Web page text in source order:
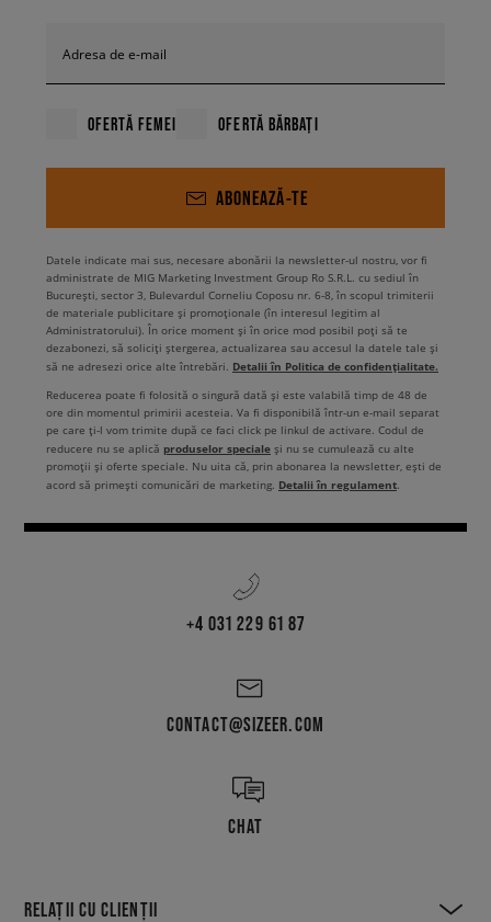
Adresa de e-mail
OFERTĂ FEMEI OFERTĂ BĂRBAȚI
ABONEAZĂ-TE
Datele indicate mai sus, necesare abonării la newsletter-ul nostru, vor fi
administrate de MIG Marketing Investment Group Ro S.R.L. cu sediul în
București, sector 3, Bulevardul Corneliu Coposu nr. 6-8, în scopul trimiterii
de materiale publicitare și promoționale (în interesul legitim al
Administratorului). În orice moment și în orice mod posibil poți să te
dezabonezi, să soliciți ștergerea, actualizarea sau accesul la datele tale și
să ne adresezi orice alte întrebări. Detalii în Politica de confidențialitate.
Reducerea poate fi folosită o singură dată și este valabilă timp de 48 de
ore din momentul primirii acesteia. Va fi disponibilă într-un e-mail separat
pe care ți-l vom trimite după ce faci click pe linkul de activare. Codul de
reducere nu se aplică produselor speciale și nu se cumulează cu alte
promoții și oferte speciale. Nu uita că, prin abonarea la newsletter, ești de
acord să primești comunicări de marketing. Detalii în regulament.
+4 031 229 61 87
CONTACT@SIZEER.COM
CHAT
RELAȚII CU CLIENȚII